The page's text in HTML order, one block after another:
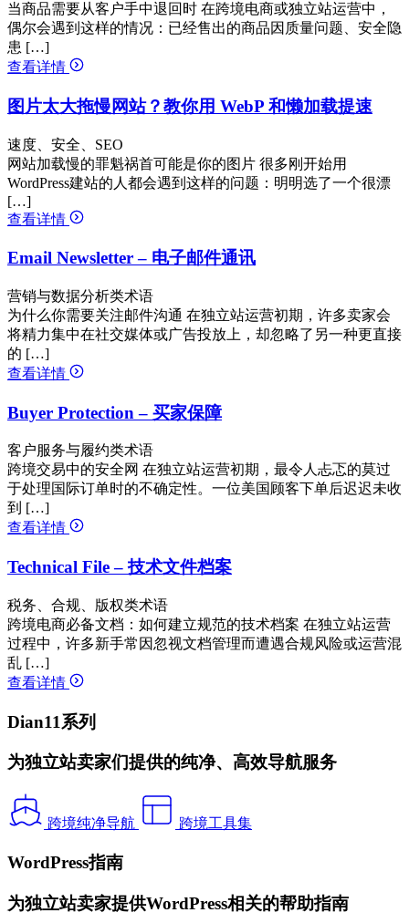
当商品需要从客户手中退回时 在跨境电商或独立站运营中，
偶尔会遇到这样的情况：已经售出的商品因质量问题、安全隐
患 […]
查看详情
图片太大拖慢网站？教你用 WebP 和懒加载提速
速度、安全、SEO
网站加载慢的罪魁祸首可能是你的图片 很多刚开始用
WordPress建站的人都会遇到这样的问题：明明选了一个很漂
[…]
查看详情
Email Newsletter – 电子邮件通讯
营销与数据分析类术语
为什么你需要关注邮件沟通 在独立站运营初期，许多卖家会
将精力集中在社交媒体或广告投放上，却忽略了另一种更直接
的 […]
查看详情
Buyer Protection – 买家保障
客户服务与履约类术语
跨境交易中的安全网 在独立站运营初期，最令人忐忑的莫过
于处理国际订单时的不确定性。一位美国顾客下单后迟迟未收
到 […]
查看详情
Technical File – 技术文件档案
税务、合规、版权类术语
跨境电商必备文档：如何建立规范的技术档案 在独立站运营
过程中，许多新手常因忽视文档管理而遭遇合规风险或运营混
乱 […]
查看详情
Dian11系列
为独立站卖家们提供的纯净、高效导航服务
跨境纯净导航 跨境工具集
WordPress指南
为独立站卖家提供WordPress相关的帮助指南